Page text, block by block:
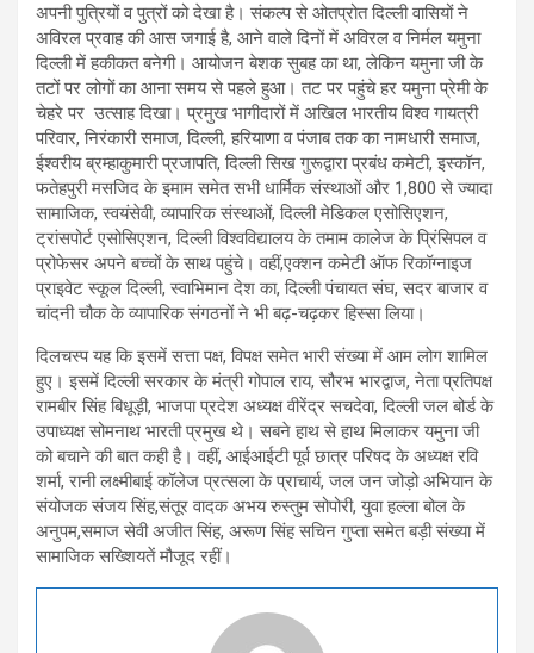
अपनी पुत्रियों व पुत्रों को देखा है। संकल्प से ओतप्रोत दिल्ली वासियों ने
अविरल प्रवाह की आस जगाई है, आने वाले दिनों में अविरल व निर्मल यमुना
दिल्ली में हकीकत बनेगी। आयोजन बेशक सुबह का था, लेकिन यमुना जी के
तटों पर लोगों का आना समय से पहले हुआ। तट पर पहुंचे हर यमुना प्रेमी के
चेहरे पर उत्साह दिखा। प्रमुख भागीदारों में अखिल भारतीय विश्व गायत्री
परिवार, निरंकारी समाज, दिल्ली, हरियाणा व पंजाब तक का नामधारी समाज,
ईश्वरीय ब्रम्हाकुमारी प्रजापति, दिल्ली सिख गुरूद्वारा प्रबंध कमेटी, इस्कॉन,
फतेहपुरी मसजिद के इमाम समेत सभी धार्मिक संस्थाओं और 1,800 से ज्यादा
सामाजिक, स्वयंसेवी, व्यापारिक संस्थाओं, दिल्ली मेडिकल एसोसिएशन,
ट्रांसपोर्ट एसोसिएशन, दिल्ली विश्वविद्यालय के तमाम कालेज के प्रिंसिपल व
प्रोफेसर अपने बच्चों के साथ पहुंचे। वहीं,एक्शन कमेटी ऑफ रिकॉग्नाइज
प्राइवेट स्कूल दिल्ली, स्वाभिमान देश का, दिल्ली पंचायत संघ, सदर बाजार व
चांदनी चौक के व्यापारिक संगठनों ने भी बढ़-चढ़कर हिस्सा लिया।
दिलचस्प यह कि इसमें सत्ता पक्ष, विपक्ष समेत भारी संख्या में आम लोग शामिल
हुए। इसमें दिल्ली सरकार के मंत्री गोपाल राय, सौरभ भारद्वाज, नेता प्रतिपक्ष
रामबीर सिंह बिधूड़ी, भाजपा प्रदेश अध्यक्ष वीरेंद्र सचदेवा, दिल्ली जल बोर्ड के
उपाध्यक्ष सोमनाथ भारती प्रमुख थे। सबने हाथ से हाथ मिलाकर यमुना जी
को बचाने की बात कही है। वहीं, आईआईटी पूर्व छात्र परिषद के अध्यक्ष रवि
शर्मा, रानी लक्ष्मीबाई कॉलेज प्रत्सला के प्राचार्य, जल जन जोड़ो अभियान के
संयोजक संजय सिंह,संतूर वादक अभय रुस्तुम सोपोरी, युवा हल्ला बोल के
अनुपम,समाज सेवी अजीत सिंह, अरूण सिंह सचिन गुप्ता समेत बड़ी संख्या में
सामाजिक सख्शियतें मौजूद रहीं।